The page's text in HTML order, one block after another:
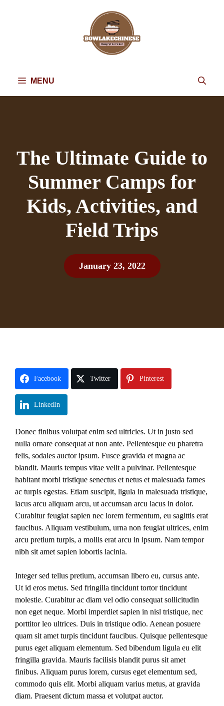
MENU
The Ultimate Guide to
Summer Camps for
Kids, Activities, and
Field Trips
January 23, 2022
Facebook Twitter Pinterest
LinkedIn
Donec finibus volutpat enim sed ultricies. Ut in justo sed
nulla ornare consequat at non ante. Pellentesque eu pharetra
felis, sodales auctor ipsum. Fusce gravida et magna ac
blandit. Mauris tempus vitae velit a pulvinar. Pellentesque
habitant morbi tristique senectus et netus et malesuada fames
ac turpis egestas. Etiam suscipit, ligula in malesuada tristique,
lacus arcu aliquam arcu, ut accumsan arcu lacus in dolor.
Curabitur feugiat sapien nec lorem fermentum, eu sagittis erat
faucibus. Aliquam vestibulum, urna non feugiat ultrices, enim
arcu pretium turpis, a mollis erat arcu in ipsum. Nam tempor
nibh sit amet sapien lobortis lacinia.
Integer sed tellus pretium, accumsan libero eu, cursus ante.
Ut id eros metus. Sed fringilla tincidunt tortor tincidunt
molestie. Curabitur ac diam vel odio consequat sollicitudin
non eget neque. Morbi imperdiet sapien in nisl tristique, nec
porttitor leo ultrices. Duis in tristique odio. Aenean posuere
quam sit amet turpis tincidunt faucibus. Quisque pellentesque
purus eget aliquam elementum. Sed bibendum ligula eu elit
fringilla gravida. Mauris facilisis blandit purus sit amet
finibus. Aliquam purus lorem, cursus eget elementum sed,
commodo quis elit. Morbi aliquam varius metus, at gravida
diam. Praesent dictum massa et volutpat auctor.